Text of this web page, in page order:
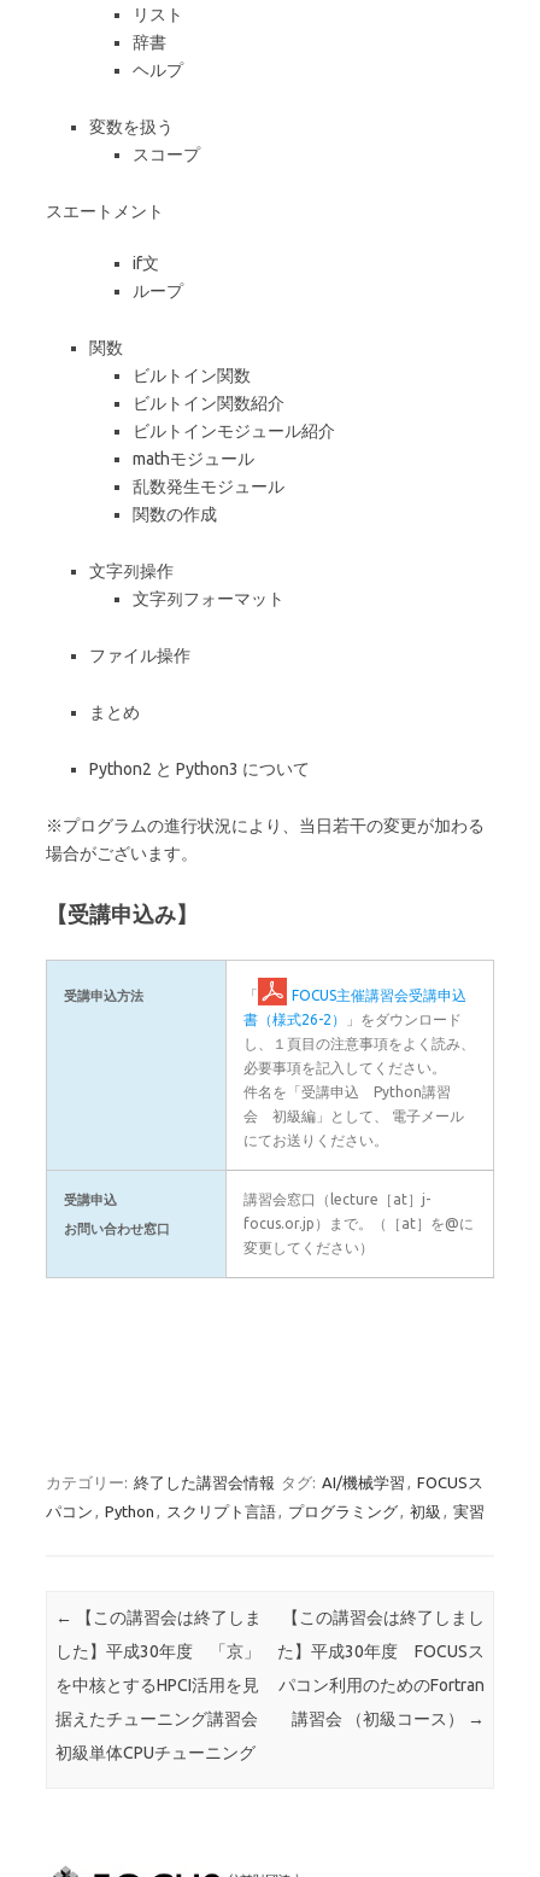
リスト
辞書
ヘルプ
変数を扱う
スコープ
スエートメント
if文
ループ
関数
ビルトイン関数
ビルトイン関数紹介
ビルトインモジュール紹介
mathモジュール
乱数発生モジュール
関数の作成
文字列操作
文字列フォーマット
ファイル操作
まとめ
Python2 と Python3 について
※プログラムの進行状況により、当日若干の変更が加わる
場合がございます。
【受講申込み】
受講申込方法 「
FOCUS主催講習会受講申込
書（様式26-2）
」をダウンロード
し、１頁目の注意事項をよく読み、
必要事項を記入してください。
件名を「受講申込 Python講習
会 初級編」として、 電子メール
にてお送りください。
受講申込
お問い合わせ窓口
講習会窓口（lecture［at］j-
focus.or.jp）まで。（［at］を@に
変更してください）
カテゴリー: 終了した講習会情報 タグ: AI/機械学習 , FOCUSス
パコン , Python , スクリプト言語, プログラミング, 初級 , 実習
投稿ナビゲーション
←
【この講習会は終了しま
した】平成30年度 「京」
を中核とするHPCI活用を見
据えたチューニング講習会
初級単体CPUチューニング
【この講習会は終了しまし
た】平成30年度 FOCUSス
パコン利用のためのFortran
講習会 （初級コース）
→